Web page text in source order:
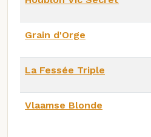
Grain d'Orge
La Fessée Triple
Vlaamse Blonde